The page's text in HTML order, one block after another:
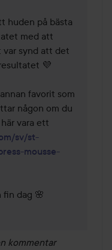
huden på bästa
med att
var synd att det
💜
favorit som
någon om du
vara ett
sv/st-
mousse-
fin dag 🌸
kommentar